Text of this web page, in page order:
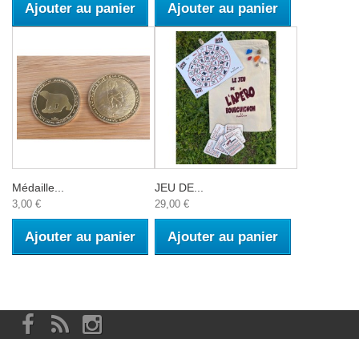
Ajouter au panier Ajouter au panier
Médaille...
3,00 €
Ajouter au panier
JEU DE...
29,00 €
Ajouter au panier